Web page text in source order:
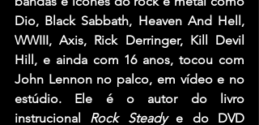
Dio, Black Sabbath, Heaven And Hell,
WWIII, Axis, Rick Derringer, Kill Devil
Hill,
John Lennon no palco, em vídeo e no
estúdio. Ele é o autor do livro
instrucional Rock Steady e do DVD